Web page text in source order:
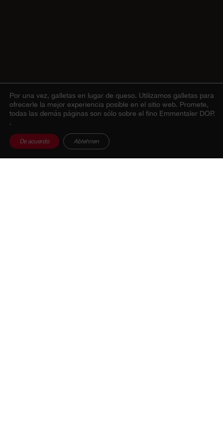
Por una vez, galletas en lugar de queso. Utilizamos galletas para
ofrecerle la mejor experiencia posible en el sitio web. Promete,
todas las demás páginas son sólo sobre el fino Emmentaler DOP.
.
De acuerdo Ablehnen